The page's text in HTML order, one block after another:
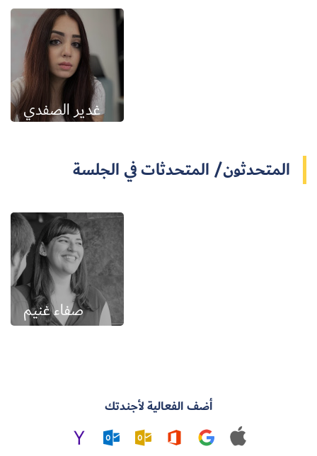
غدير الصفدي
المتحدثون/ المتحدثات في الجلسة
صفاء غنيم
أضف الفعالية لأجندتك